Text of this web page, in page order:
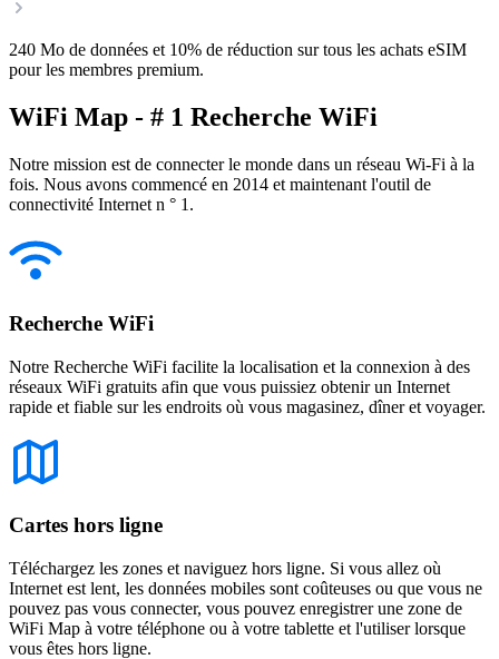
240 Mo de données et 10% de réduction sur tous les achats eSIM
pour les membres premium.
WiFi Map - # 1 Recherche WiFi
Notre mission est de connecter le monde dans un réseau Wi-Fi à la
fois. Nous avons commencé en 2014 et maintenant l'outil de
connectivité Internet n ° 1.
Recherche WiFi
Notre Recherche WiFi facilite la localisation et la connexion à des
réseaux WiFi gratuits afin que vous puissiez obtenir un Internet
rapide et fiable sur les endroits où vous magasinez, dîner et voyager.
Cartes hors ligne
Téléchargez les zones et naviguez hors ligne. Si vous allez où
Internet est lent, les données mobiles sont coûteuses ou que vous ne
pouvez pas vous connecter, vous pouvez enregistrer une zone de
WiFi Map à votre téléphone ou à votre tablette et l'utiliser lorsque
vous êtes hors ligne.